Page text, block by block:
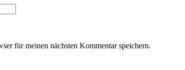
für meinen nächsten Kommentar speichern.